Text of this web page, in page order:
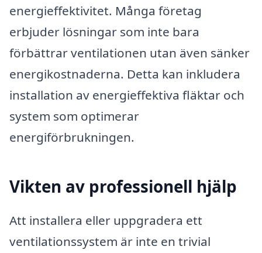
energieffektivitet. Många företag
erbjuder lösningar som inte bara
förbättrar ventilationen utan även sänker
energikostnaderna. Detta kan inkludera
installation av energieffektiva fläktar och
system som optimerar
energiförbrukningen.
Vikten av professionell hjälp
Att installera eller uppgradera ett
ventilationssystem är inte en trivial